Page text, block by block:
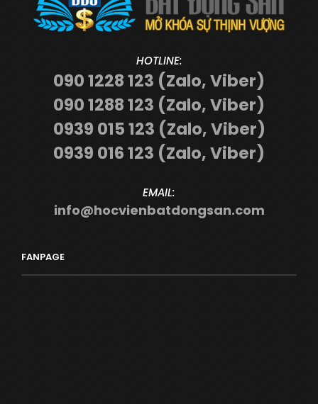
HOTLINE:
090 1228 123 (Zalo, Viber)
090 1288 123 (Zalo, Viber)
0939 015 123 (Zalo, Viber)
0939 016 123 (Zalo, Viber)
EMAIL:
info@hocvienbatdongsan.com
FANPAGE